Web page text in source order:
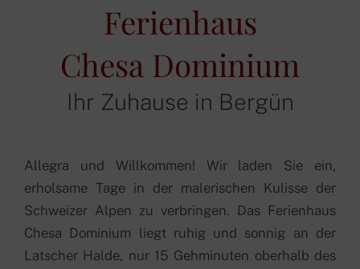
Ferienhaus
Chesa Dominium
Ihr Zuhause in Bergün
Allegra und Willkommen! Wir laden Sie ein,
erholsame Tage in der malerischen Kulisse der
Schweizer Alpen zu verbringen. Das Ferienhaus
Chesa Dominium liegt ruhig und sonnig an der
Latscher Halde, nur 15 Gehminuten oberhalb des